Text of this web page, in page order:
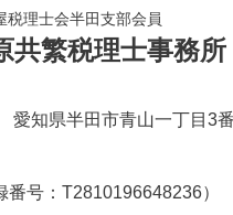
税理士会半田支部会員
共繁税理士事務所
知県半田市青山一丁目3番
番号：T2810196648236）